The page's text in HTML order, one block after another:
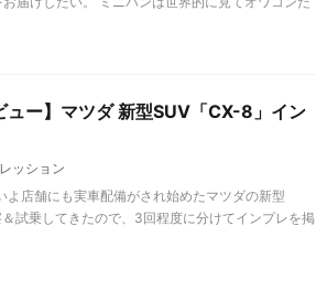
ュー】マツダ 新型SUV「CX-8」イン
ッション
店舗にも実車配備がされ始めたマツダの新型
試乗してきたので、3回程度に分けてインプレを掲